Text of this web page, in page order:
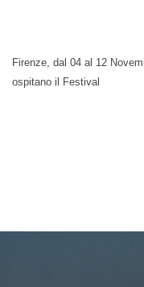
Firenze, dal 04 al 12
ospitano il Festival